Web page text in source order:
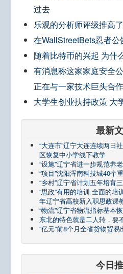
过去
乐观的分析师评级推高
在WallStreetBets忍者
随着比特币的兴起 为什
有消息称这家家庭安全
正在与一家技术巨头合
大学生创业扶持政策 大
最新
“大连市”辽宁大连连续两日
区恢复中小学线下教学
“设施”辽宁省进一步规范养
“项目”沈阳浑南科技城40个
“乡村”辽宁省计划五年培育
“思政”有用的培训 全面的
年辽宁省高校新入职思政课
“物流”辽宁省物流指标基本
东北的特色就是二人转，要
“亿元”前8个月全省货物贸
今日